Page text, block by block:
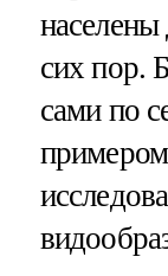
сих пор.
сами по